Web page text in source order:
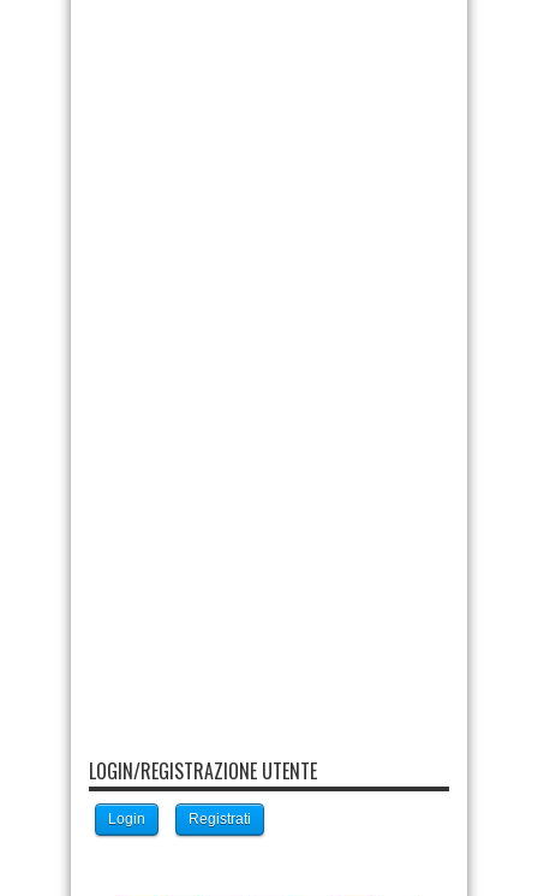
LOGIN/REGISTRAZIONE UTENTE
Login Registrati